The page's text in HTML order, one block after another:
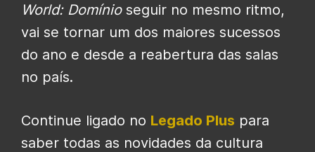
World: Domínioseguir no mesmo ritmo,
vai se tornar um dos maiores sucessos
do ano e desde a reabertura das salas
no país.
Continue ligado no Legado Plus para
saber todas as novidades da cultura